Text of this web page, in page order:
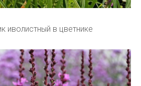
иволистный в цветнике